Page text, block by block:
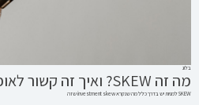
בלוג
מה זה SKEW? ואיך זה קשור לאופציות
SKEW למניות יש בדרך כלל מה שנקרא investment skew שזה